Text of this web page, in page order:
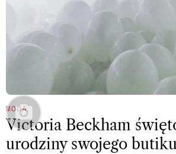
MODA
Victoria Beckham
urodziny swojego butiku